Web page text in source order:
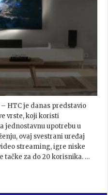
– HTC je danas predstavio
vrste, koji koristi
jednostavnu upotrebu u
ovaj svestrani uređaj
streaming, igre niske
tačke za do 20 korisnika. …